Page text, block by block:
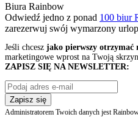
Biura Rainbow
Odwiedź jedno z ponad 100 biur
zarezerwuj swój wymarzony urlop
Jeśli chcesz jako pierwszy otrzymać
marketingowe wprost na Twoją
ZAPISZ SIĘ NA NEWSLETTER:
Zapisz się
Administratorem Twoich danych jest